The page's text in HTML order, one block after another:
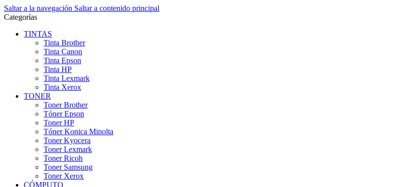
Saltar a la navegación Saltar a contenido principal
Categorías
TINTAS
Tinta Brother
Tinta Canon
Tinta Epson
Tinta HP
Tinta Lexmark
Tinta Xerox
TONER
Toner Brother
Tóner Epson
Toner HP
Tóner Konica Minolta
Toner Kyocera
Toner Lexmark
Toner Ricoh
Toner Samsung
Toner Xerox
CÓMPUTO